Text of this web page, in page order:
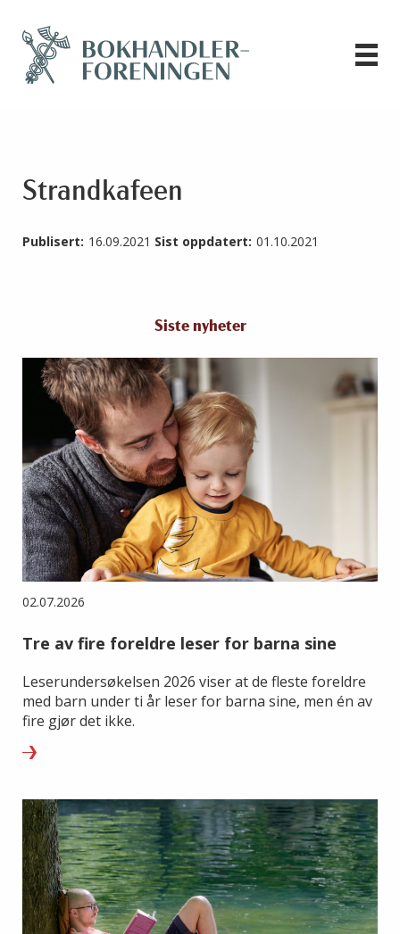
Strandkafeen
Publisert: 16.09.2021 Sist oppdatert: 01.10.2021
Siste nyheter
02.07.2026
Tre av fire foreldre leser for barna sine
Leserundersøkelsen 2026 viser at de fleste foreldre
med barn under ti år leser for barna sine, men én av
fire gjør det ikke.